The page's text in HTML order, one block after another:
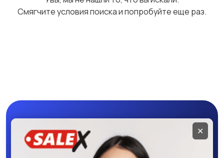
Смягчите условия поиска и попробуйте еще раз.
Мобильное
приложение
✕